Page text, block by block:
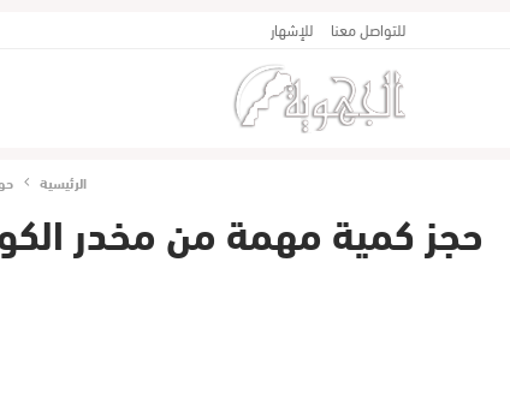
للتواصل معنا للإشهار
الرئيسية